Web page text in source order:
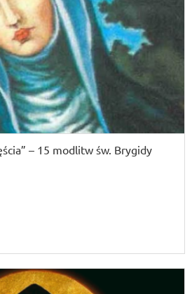
– 15 modlitw św. Brygidy